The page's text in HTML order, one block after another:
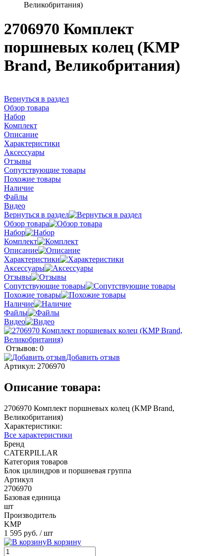
Великобритания)
2706970 Комплект
поршневых колец (KMP
Brand, Великобритания)
Вернуться в раздел
Обзор товара
Набор
Комплект
Описание
Характеристики
Аксессуары
Отзывы
Сопутствующие товары
Похожие товары
Наличие
Файлы
Видео
Вернуться в раздел
Обзор товара
Набор
Комплект
Описание
Характеристики
Аксессуары
Отзывы
Сопутствующие товары
Похожие товары
Наличие
Файлы
Видео
Отзывов: 0
Добавить отзыв
Артикул: 2706970
Описание товара:
2706970 Комплект поршневых колец (KMP Brand,
Великобритания)
Характеристики:
Все характеристики
Бренд
CATERPILLAR
Категория товаров
Блок цилиндров и поршневая группа
Артикул
2706970
Базовая единица
шт
Производитель
KMP
1 595 руб. / шт
В корзину